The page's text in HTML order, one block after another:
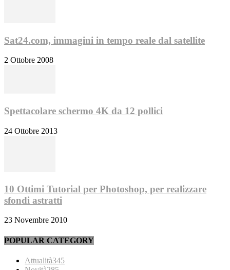
Sat24.com, immagini in tempo reale dal satellite
2 Ottobre 2008
Spettacolare schermo 4K da 12 pollici
24 Ottobre 2013
10 Ottimi Tutorial per Photoshop, per realizzare
sfondi astratti
23 Novembre 2010
POPULAR CATEGORY
Attualità345